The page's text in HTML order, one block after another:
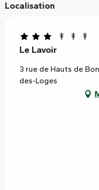
Localisation
Le Lavoir
3 rue de Hauts de
des-Loges